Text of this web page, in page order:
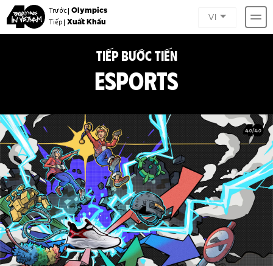
VI
Trước | Olympics
Tiếp | Xuất Khẩu
TIẾP BƯỚC TIẾN
ESPORTS